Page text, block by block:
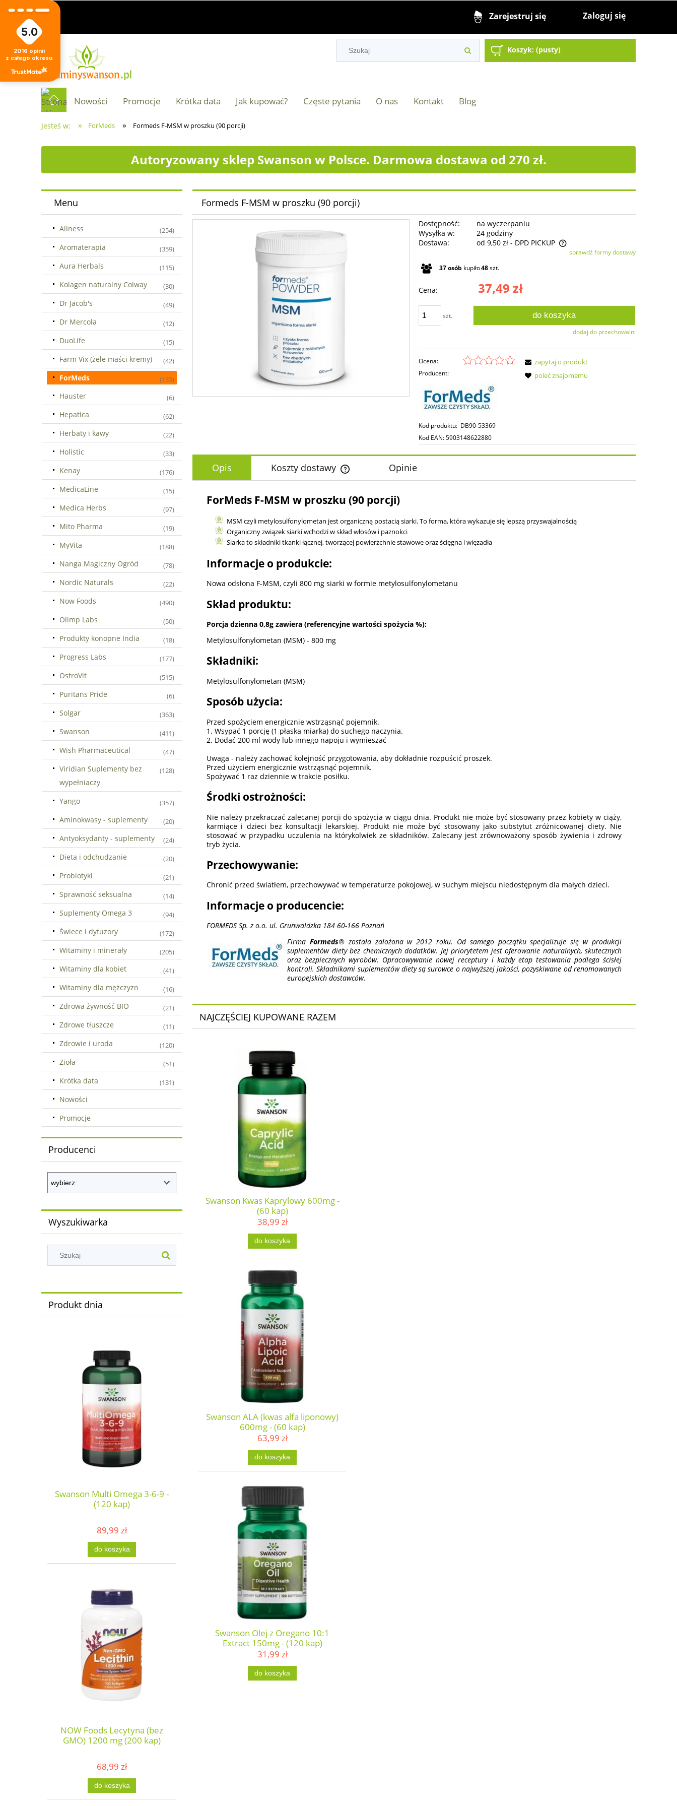
Zarejestruj się Zaloguj się
Koszyk: (pusty)
Nowości Promocje Krótka data Jak kupować? Częste pytania O nas Kontakt Blog
Jesteś w: » ForMeds » Formeds F-MSM w proszku (90 porcji)
Autoryzowany sklep Swanson w Polsce. Darmowa dostawa od 270 zł.
Menu
Aliness (254)
Aromaterapia (359)
Aura Herbals (115)
Kolagen naturalny Colway (30)
Dr Jacob's (49)
Dr Mercola (12)
DuoLife (15)
Farm Vix (żele maści kremy) (42)
ForMeds (133)
Hauster (6)
Hepatica (62)
Herbaty i kawy (22)
Holistic (33)
Kenay (176)
MedicaLine (15)
Medica Herbs (97)
Mito Pharma (19)
MyVita (188)
Nanga Magiczny Ogród (78)
Nordic Naturals (22)
Now Foods (490)
Olimp Labs (50)
Produkty konopne India (18)
Progress Labs (177)
OstroVit (515)
Puritans Pride (6)
Solgar (363)
Swanson (411)
Wish Pharmaceutical (47)
Viridian Suplementy bez
wypełniaczy
(128)
Yango (357)
Aminokwasy - suplementy (20)
Antyoksydanty - suplementy (24)
Dieta i odchudzanie (20)
Probiotyki (21)
Sprawność seksualna (14)
Suplementy Omega 3 (94)
Świece i dyfuzory (172)
Witaminy i minerały (205)
Witaminy dla kobiet (41)
Witaminy dla mężczyzn (16)
Zdrowa żywność BIO (21)
Zdrowe tłuszcze (11)
Zdrowie i uroda (120)
Zioła (51)
Krótka data (131)
Nowości
Promocje
Producenci
Wyszukiwarka
Produkt dnia
Swanson Multi Omega 3-6-9 -
(120 kap)
89,99 zł
do koszyka
NOW Foods Lecytyna (bez
GMO) 1200 mg (200 kap)
68,99 zł
do koszyka
Formeds F-MSM w proszku (90 porcji)
Dostępność:
na wyczerpaniu
Wysyłka w:
24 godziny
Dostawa:
od 9,50 zł - DPD PICKUP
Cena nie zawiera ewentualnych kosztów
płatności
sprawdź formy dostawy
37osób kupiło48szt.
Cena: 37,49 zł
szt. do koszyka
dodaj do przechowalni
Ocena:
Producent:
Kod produktu: DB90-53369
Kod EAN:5903148622880
zapytaj o produkt
poleć znajomemu
Opis Koszty dostawy
Cena nie zawiera ewentualnych kosztów
płatności
Opinie
ForMeds F-MSM w proszku (90 porcji)
MSM czyli metylosulfonylometan jest organiczną postacią siarki. To forma, która wykazuje się lepszą przyswajalnością
Organiczny związek siarki wchodzi w skład włosów i paznokci
Siarka to składniki tkanki łącznej, tworzącej powierzchnie stawowe oraz ścięgna i więzadła
Informacje o produkcie:
Nowa odsłona F-MSM, czyli 800 mg siarki w formie metylosulfonylometanu
Skład produktu:
Porcja dzienna 0,8g zawiera (referencyjne wartości spożycia %):
Metylosulfonylometan (MSM) - 800 mg
Składniki:
Metylosulfonylometan (MSM)
Sposób użycia:
Przed spożyciem energicznie wstrząsnąć pojemnik.
1. Wsypać 1 porcję (1 płaska miarka) do suchego naczynia.
2. Dodać 200 ml wody lub innego napoju i wymieszać
Uwaga - należy zachować kolejność przygotowania, aby dokładnie rozpuścić proszek.
Przed użyciem energicznie wstrząsnąć pojemnik.
Spożywać 1 raz dziennie w trakcie posiłku.
Środki ostrożności:
Nie należy przekraczać zalecanej porcji do spożycia w ciągu dnia. Produkt nie może być stosowany przez kobiety w ciąży,
karmiące i dzieci bez konsultacji lekarskiej. Produkt nie może być stosowany jako substytut zróżnicowanej diety. Nie
stosować w przypadku uczulenia na którykolwiek ze składników. Zalecany jest zrównoważony sposób żywienia i zdrowy
tryb życia.
Przechowywanie:
Chronić przed światłem, przechowywać w temperaturze pokojowej, w suchym miejscu niedostępnym dla małych dzieci.
Informacje o producencie:
FORMEDS Sp. z o.o. ul. Grunwaldzka 184 60-166 Poznań
Firma Formeds® została założona w 2012 roku. Od samego początku specjalizuje się w produkcji
suplementów diety bez chemicznych dodatków. Jej priorytetem jest oferowanie naturalnych, skutecznych
oraz bezpiecznych wyrobów. Opracowywanie nowej receptury i każdy etap testowania podlega ścisłej
kontroli. Składnikami suplementów diety są surowce o najwyższej jakości, pozyskiwane od renomowanych
europejskich dostawców.
NAJCZĘŚCIEJ KUPOWANE RAZEM
Swanson Kwas Kaprylowy 600mg -
(60 kap)
38,99 zł
do koszyka
Swanson ALA (kwas alfa liponowy)
600mg - (60 kap)
63,99 zł
do koszyka
Swanson Olej z Oregano 10:1
Extract 150mg - (120 kap)
31,99 zł
do koszyka
5.0
2016 opinii
z całego okresu